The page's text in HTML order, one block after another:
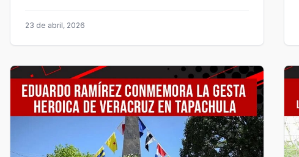
23 de abril, 2026